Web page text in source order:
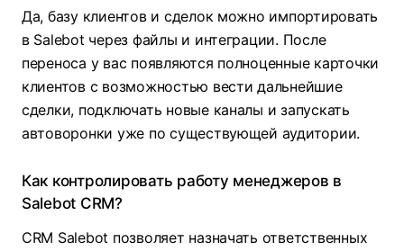
Да, базу клиентов и сделок можно импортировать
в Salebot через файлы и интеграции. После
переноса у вас появляются полноценные карточки
клиентов с возможностью вести дальнейшие
сделки, подключать новые каналы и запускать
автоворонки уже по существующей аудитории.
Как контролировать работу менеджеров в
Salebot CRM?
CRM Salebot позволяет назначать ответственных